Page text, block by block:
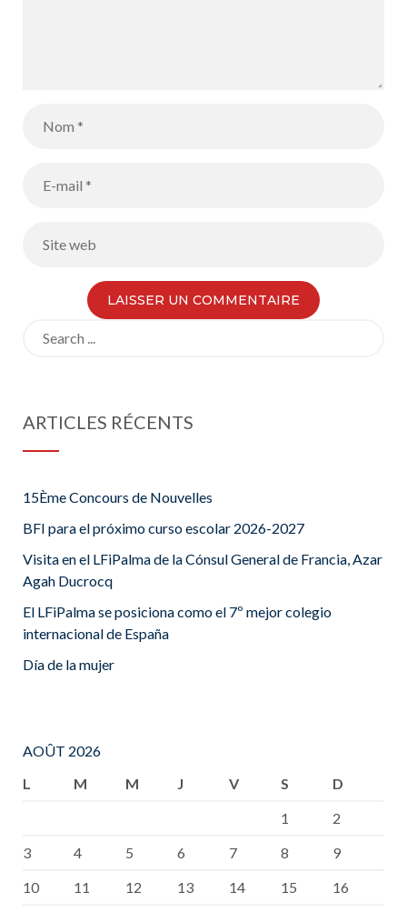
ARTICLES RÉCENTS
15Ème Concours de Nouvelles
BFI para el próximo curso escolar 2026-2027
Visita en el LFiPalma de la Cónsul General de Francia, Azar
Agah Ducrocq
El LFiPalma se posiciona como el 7º mejor colegio
internacional de España
Día de la mujer
AOÛT 2026
L
M M J V S
D
1
2
3
4 5 6 7 8
9
10
11 12 13 14 15
16